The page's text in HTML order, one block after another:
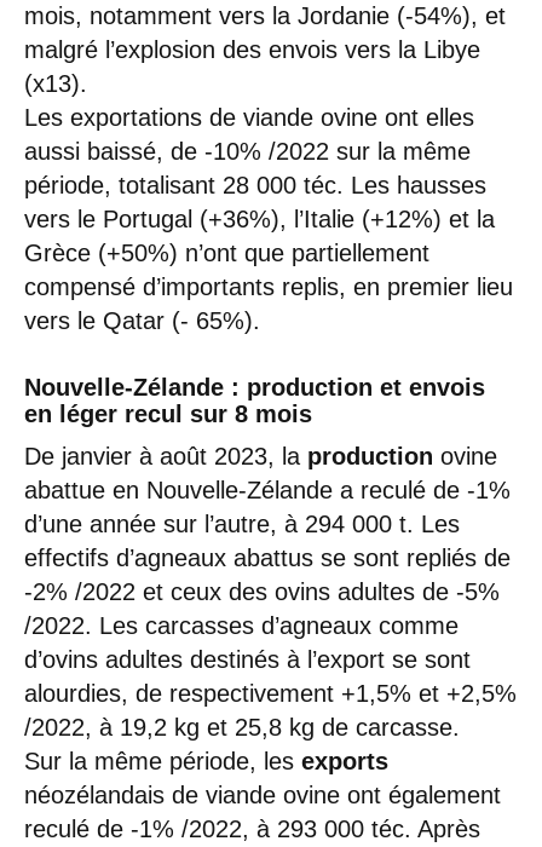
mois, notamment vers la Jordanie (-54%), et
malgré l’explosion des envois vers la Libye
(x13).
Les exportations de viande ovine ont elles
aussi baissé, de -10% /2022 sur la même
période, totalisant 28 000 téc. Les hausses
vers le Portugal (+36%), l’Italie (+12%) et la
Grèce (+50%) n’ont que partiellement
compensé d’importants replis, en premier lieu
vers le Qatar (- 65%).
Nouvelle-Zélande : production et envois
en léger recul sur 8 mois
De janvier à août 2023, la production ovine
abattue en Nouvelle-Zélande a reculé de -1%
d’une année sur l’autre, à 294 000 t. Les
effectifs d’agneaux abattus se sont repliés de
-2% /2022 et ceux des ovins adultes de -5%
/2022. Les carcasses d’agneaux comme
d’ovins adultes destinés à l’export se sont
alourdies, de respectivement +1,5% et +2,5%
/2022, à 19,2 kg et 25,8 kg de carcasse.
Sur la même période, les exports
néozélandais de viande ovine ont également
reculé de -1% /2022, à 293 000 téc. Après